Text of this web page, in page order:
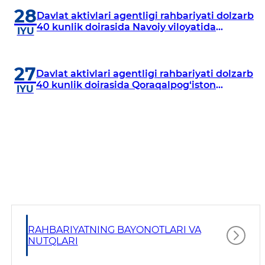
28
IYU
Davlat aktivlari agentligi rahbariyati dolzarb
40 kunlik doirasida Navoiy viloyatida
27
IYU
Davlat aktivlari agentligi rahbariyati dolzarb
40 kunlik doirasida Qoraqalpog‘iston
RAHBARIYATNING BAYONOTLARI VA
NUTQLARI